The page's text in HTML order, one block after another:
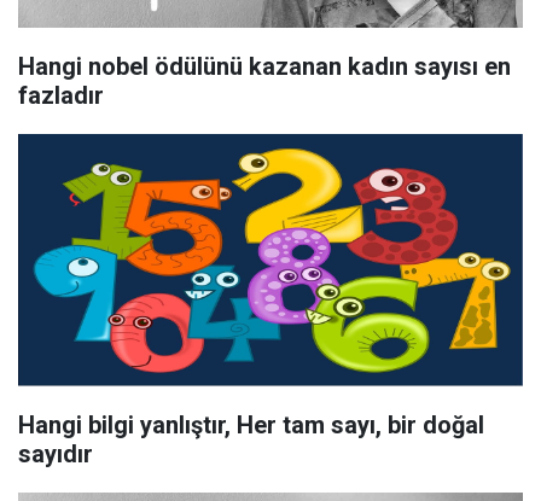
Hangi nobel ödülünü kazanan kadın sayısı en
fazladır
Hangi bilgi yanlıştır, Her tam sayı, bir doğal
sayıdır